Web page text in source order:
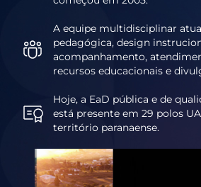
A equipe multidisciplinar
pedagógica, design
acompanhamento,
recursos educacionais e
Hoje, a EaD pública e de
está presente em 29 polos
território paranaense.